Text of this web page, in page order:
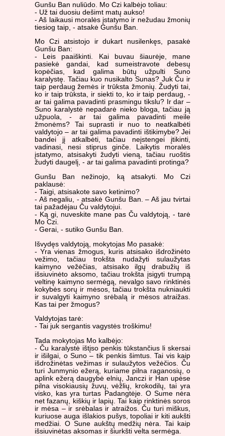
Gunšu Ban nuliūdo. Mo Czi kalbėjo toliau:
- Už tai duosiu dešimt matų aukso!
- Aš laikausi moralės įstatymo ir nežudau žmonių
tiesiog taip, - atsakė Gunšu Ban.
Mo Czi atsistojo ir dukart nusilenkęs, pasakė
Gunšu Ban:
- Leis paaiškinti. Kai buvau šiaurėje, mane
pasiekė gandai, kad sumeistravote debesų
kopėčias, kad galima būtų užpulti Suno
karalystę. Tačiau kuo nusikalto Sunas? Juk Ču ir
taip perdaug žemės ir trūksta žmonių. Žudyti tai,
ko ir taip trūksta, ir siekti to, ko ir taip perdaug, -
ar tai galima pavadinti prasmingu tikslu? Ir dar –
Suno karalystė nepadarė nieko bloga, tačiau ją
užpuola, - ar tai galima pavadinti meile
žmonėms? Tai suprasti ir nuo to neatkalbėti
valdytojo – ar tai galima pavadinti ištikimybe? Jei
bandei jį atkalbėti, tačiau neįstengei įtikinti,
vadinasi, nesi stiprus ginče. Laikytis moralės
įstatymo, atsisakyti žudyti vieną, tačiau ruoštis
žudyti daugelį, - ar tai galima pavadinti protinga?
Gunšu Ban nežinojo, ką atsakyti. Mo Czi
paklausė:
- Taigi, atsisakote savo ketinimo?
- Aš negaliu, - atsakė Gunšu Ban. – Aš jau tvirtai
tai pažadėjau Ču valdytojui.
- Ką gi, nuveskite mane pas Ču valdytoją, - tarė
Mo Czi.
- Gerai, - sutiko Gunšu Ban.
Išvydęs valdytoją, mokytojas Mo pasakė:
- Yra vienas žmogus, kuris atsisako išdrožinėto
vežimo, tačiau trokšta nudažyti sulaužytas
kaimyno vežėčias, atsisako ilgų drabužių iš
išsiuvinėto aksomo, tačiau trokšta įsigyti trumpą
veltinę kaimyno sermėgą, nevalgo savo rinktinės
kokybės sorų ir mėsos, tačiau trokšta nukniaukti
ir suvalgyti kaimyno srėbalą ir mėsos atraižas.
Kas tai per žmogus?
Valdytojas tarė:
- Tai juk sergantis vagystės troškimu!
Tada mokytojas Mo kalbėjo:
- Ču karalystė ištįso penkis tūkstančius li skersai
ir išilgai, o Suno – tik penkis šimtus. Tai vis kaip
išdrožinėtas vežimas ir sulaužytos vežėčios. Ču
turi Junmynio ežerą, kuriame pilna raganosių, o
aplink ežerą daugybė elnių, Janczi ir Han upėse
pilna visokiausių žuvų, vėžlių, krokodilų, tai yra
visko, kas yra turtas Padangtėje. O Sume nėra
net fazanų, kiškių ir lapių. Tai kaip rinktinės soros
ir mėsa – ir srėbalas ir atraižos. Ču turi miškus,
kuriuose auga išlakios pušys, topoliai ir kiti aukšti
medžiai. O Sune aukštų medžių nėra. Tai kaip
išsiuvinėtas aksomas ir šiurkšti velta sermėga.